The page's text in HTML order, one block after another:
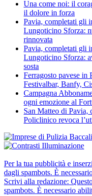
Una come noi: il
il dolore in forza
Pavia, completati gli
Lungoticino Sforza:
rinnovata
Pavia, completati gli
Lungoticino Sforza:
sosta
Ferragosto pavese in
Festivalbar, Banfy,
Campagna
ogni emozione al
San Matteo di Pavia,
Policlinico revoca
Per la tua pubblicità e
dagli spambots. È
Scrivi alla redazione:
spambots. È necessario